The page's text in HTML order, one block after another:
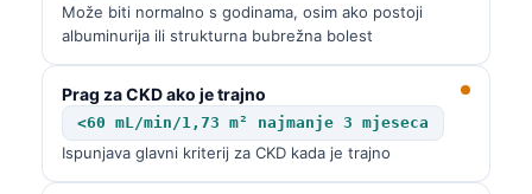
Može biti normalno s godinama, osim ako postoji
albuminurija ili strukturna bubrežna bolest
Prag za CKD ako je trajno
<60 mL/min/1,73 m² najmanje 3 mjeseca
Ispunjava glavni kriterij za CKD kada je trajno
فارسی
Български
Dansk
Nederlands
हिन्दी